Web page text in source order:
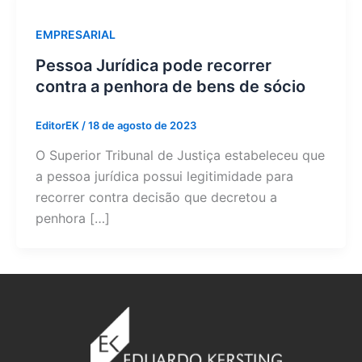
EMPRESARIAL
Pessoa Jurídica pode recorrer
contra a penhora de bens de sócio
EditorEK /18 de agosto de 2023
O Superior Tribunal de Justiça estabeleceu que
a pessoa jurídica possui legitimidade para
recorrer contra decisão que decretou a
penhora […]